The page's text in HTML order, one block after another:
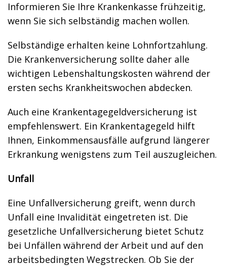
Informieren Sie Ihre Krankenkasse frühzeitig,
wenn Sie sich selbständig machen wollen.
Selbständige erhalten keine Lohnfortzahlung.
Die Krankenversicherung sollte daher alle
wichtigen Lebenshaltungskosten während der
ersten sechs Krankheitswochen abdecken.
Auch eine Krankentagegeldversicherung ist
empfehlenswert. Ein Krankentagegeld hilft
Ihnen, Einkommensausfälle aufgrund längerer
Erkrankung wenigstens zum Teil auszugleichen.
Unfall
Eine Unfallversicherung greift, wenn durch
Unfall eine Invalidität eingetreten ist. Die
gesetzliche Unfallversicherung bietet Schutz
bei Unfällen während der Arbeit und auf den
arbeitsbedingten Wegstrecken. Ob Sie der